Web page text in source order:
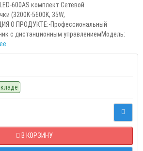
600AS комплект Сетевой
(3200K-5600K, 35W,
О ПРОДУКТЕ:-Профессиональный
с дистанционным управлениемМодель:
В КОРЗИНУ